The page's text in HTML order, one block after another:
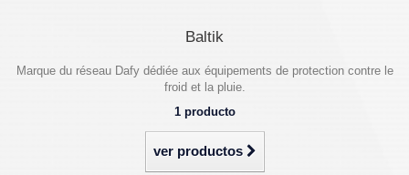
Baltik
Marque du réseau Dafy dédiée aux équipements de protection contre le
froid et la pluie.
1 producto
ver productos